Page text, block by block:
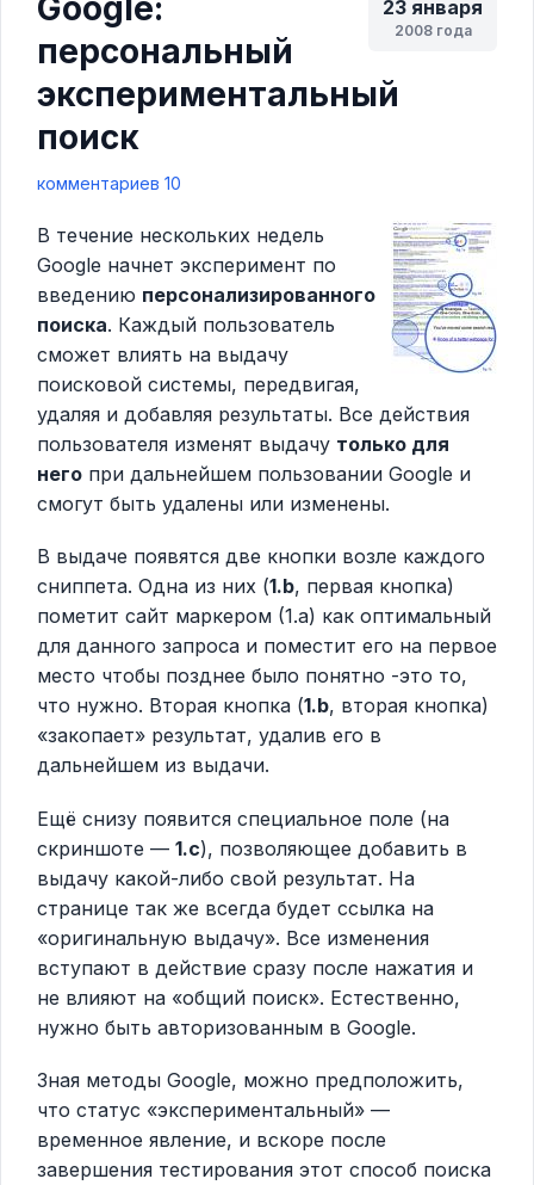
23 января
2008 года
Google:
персональный
экспериментальный
поиск
комментариев 10
В течение нескольких недель
Google начнет эксперимент по
введению персонализированного
поиска. Каждый пользователь
сможет влиять на выдачу
поисковой системы, передвигая,
удаляя и добавляя результаты. Все действия
пользователя изменят выдачу только для
него при дальнейшем пользовании Google и
смогут быть удалены или изменены.
В выдаче появятся две кнопки возле каждого
сниппета. Одна из них (1.b, первая кнопка)
пометит сайт маркером (1.a) как оптимальный
для данного запроса и поместит его на первое
место чтобы позднее было понятно -это то,
что нужно. Вторая кнопка (1.b, вторая кнопка)
«закопает» результат, удалив его в
дальнейшем из выдачи.
Ещё снизу появится специальное поле (на
скриншоте — 1.c), позволяющее добавить в
выдачу какой-либо свой результат. На
странице так же всегда будет ссылка на
«оригинальную выдачу». Все изменения
вступают в действие сразу после нажатия и
не влияют на «общий поиск». Естественно,
нужно быть авторизованным в Google.
Зная методы Google, можно предположить,
что статус «экспериментальный» —
временное явление, и вскоре после
завершения тестирования этот способ поиска